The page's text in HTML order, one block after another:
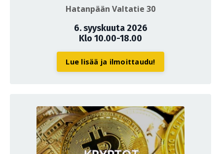
Hatanpään Valtatie 30
6. syyskuuta 2026
Klo 10.00-18.00
Lue lisää ja ilmoittaudu!